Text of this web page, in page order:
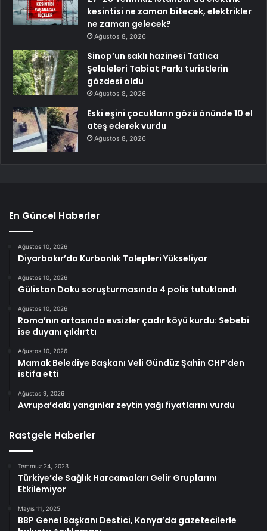
kesintisi ne zaman bitecek, elektrikler
ne zaman gelecek?
Ağustos 8, 2026
Sinop’un saklı hazinesi Tatlıca
Şelaleleri Tabiat Parkı turistlerin
gözdesi oldu
Ağustos 8, 2026
Eski eşini çocukların gözü önünde 10 el
ateş ederek vurdu
Ağustos 8, 2026
En Güncel Haberler
Ağustos 10, 2026
Diyarbakır’da Kurbanlık Talepleri Yükseliyor
Ağustos 10, 2026
Gülistan Doku soruşturmasında 4 polis tutuklandı
Ağustos 10, 2026
Roma’nın ortasında evsizler çadır köyü kurdu: Sebebi
ise duyanı çıldırttı
Ağustos 10, 2026
Mamak Belediye Başkanı Veli Gündüz Şahin CHP’den
istifa etti
Ağustos 9, 2026
Avrupa’daki yangınlar zeytin yağı fiyatlarını vurdu
Rastgele Haberler
Temmuz 24, 2023
Türkiye’de Sağlık Harcamaları Gelir Gruplarını
Etkilemiyor
Mayıs 11, 2025
BBP Genel Başkanı Destici, Konya’da gazetecilerle